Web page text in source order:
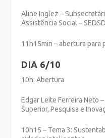
Aline Inglez –
Assistência Social –
11h15min – abertura para
DIA 6/10
10h: Abertura
Edgar Leite Ferreira Neto
Superior, Pesquisa e
10h15 – Tema 3: